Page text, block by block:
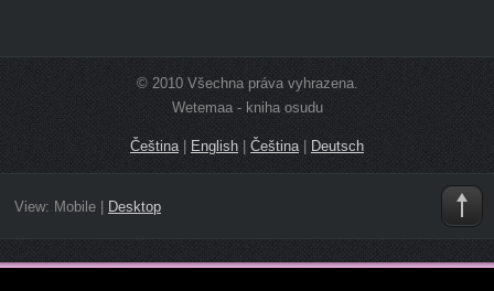
© 2010 Všechna práva vyhrazena.
Wetemaa - kniha osudu
Čeština | English | Čeština | Deutsch
View: Mobile| Desktop